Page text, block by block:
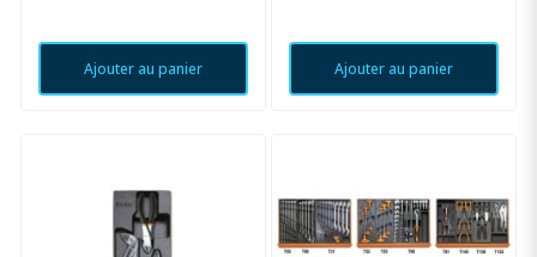
Ajouter au panier Ajouter au panier